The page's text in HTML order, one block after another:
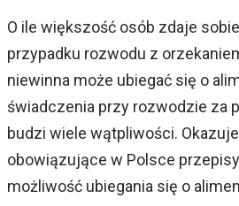
O ile większość osób zdaje
przypadku rozwodu z
niewinna może ubiegać się o
świadczenia przy rozwodzie za
budzi wiele wątpliwości.
obowiązujące w Polsce
możliwość ubiegania się o